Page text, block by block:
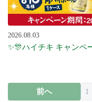
2026.08.03
✨🎊ハイチキ キャンペ
前へ